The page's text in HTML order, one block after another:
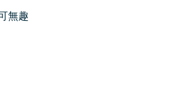
無趣